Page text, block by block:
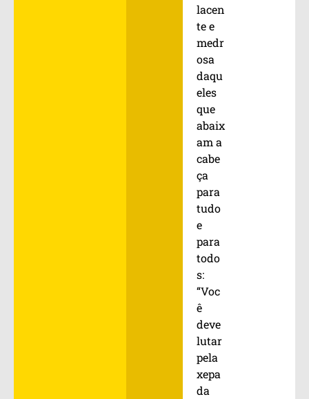
lacen
te e
medr
osa
daqu
eles
que
abaix
am a
cabe
ça
para
tudo
e
para
todo
s:
“Voc
ê
deve
lutar
pela
xepa
da